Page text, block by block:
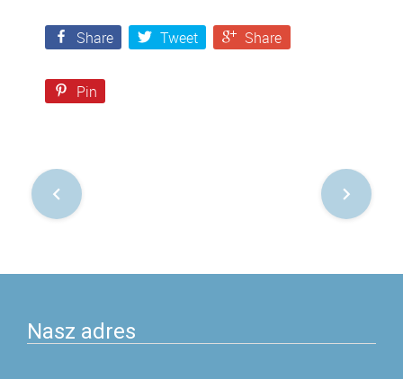
Share Tweet Share
Pin
Nawigacja
postach
Nasz adres